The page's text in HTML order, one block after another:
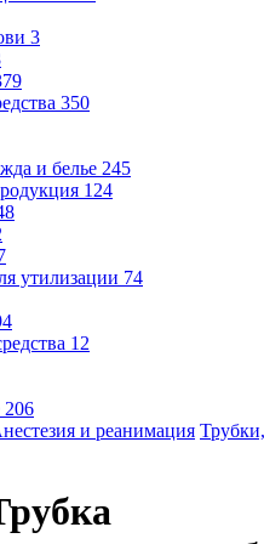
3
350
и белье 245
124
утилизации 74
12
206
и реанимация